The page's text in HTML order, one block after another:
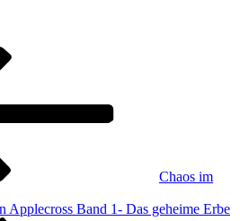
Chaos im
Applecross Band 1- Das geheime Erbe